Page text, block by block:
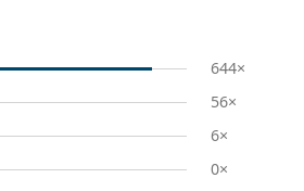
644×
56×
6×
0×